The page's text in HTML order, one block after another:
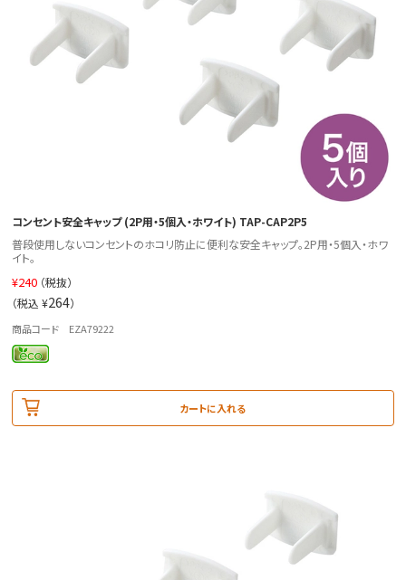
コンセント安全キャップ (2P用・5個入・ホワイト) TAP-CAP2P5
普段使用しないコンセントのホコリ防止に便利な安全キャップ。2P用・5個入・ホワ
イト。
¥240 （税抜）
（税込 ¥264）
商品コード EZA79222
カートに入れる